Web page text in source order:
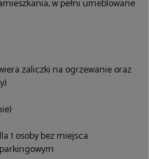
w pełni umeblowane
zaliczki na ogrzewanie oraz
1 osoby bez miejsca